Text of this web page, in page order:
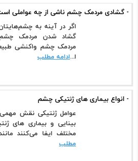
- گشادی مردمک چشم ناشی از چه عواملی
اگر در آینه به
گشاد شدن مردمک
مردمک چشم واکنشی
ا...ادامه مطلب
- انواع بیماری های ژنتیکی چشم
عوامل ژنتیکی نقش مهمی
بینایی و بیماری های
مختلف ایفا می‌کنند
مطلب